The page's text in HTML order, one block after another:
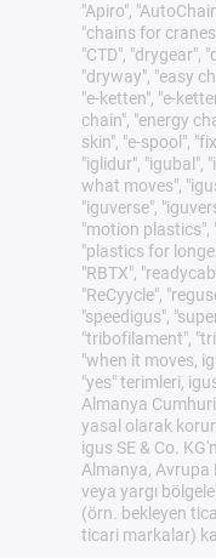
"Apiro",
"chains for
"CTD", "drygear",
"dryway", "easy
"e-ketten", "e-
chain", "energy
skin", "e-spool",
"iglidur", "igubal",
what moves",
"iguverse",
"motion plastics",
"plastics for
"RBTX",
"ReCyycle",
"speedigus",
"tribofilament",
"when it moves,
"yes" terimleri,
Almanya
yasal olarak
igus SE & Co.
Almanya, Avrupa
veya yargı
(örn. bekleyen
ticari markalar)